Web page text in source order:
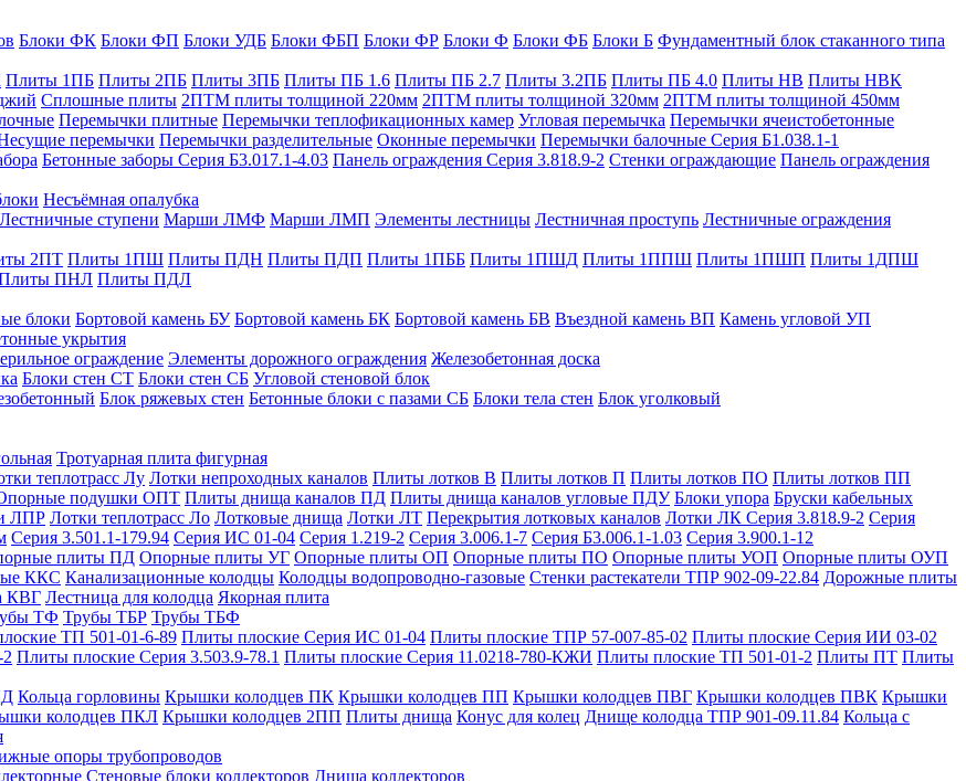
Блоки ФК Блоки ФП Блоки УДБ Блоки ФБП Блоки ФР Блоки Ф Блоки ФБ Блоки Б Фундаментный блок стаканного типа
Плиты 1ПБ Плиты 2ПБ Плиты 3ПБ Плиты ПБ 1.6 Плиты ПБ 2.7 Плиты 3.2ПБ Плиты ПБ 4.0 Плиты НВ Плиты НВК
Сплошные плиты 2ПТМ плиты толщиной 220мм 2ПТМ плиты толщиной 320мм 2ПТМ плиты толщиной 450мм
Перемычки плитные Перемычки теплофикационных камер Угловая перемычка Перемычки ячеистобетонные
перемычки Перемычки разделительные Оконные перемычки Перемычки балочные Серия Б1.038.1-1
Бетонные заборы Серия Б3.017.1-4.03 Панель ограждения Серия 3.818.9-2 Стенки ограждающие Панель ограждения
Несъёмная опалубка
Лестничные ступени Марши ЛМФ Марши ЛМП Элементы лестницы Лестничная проступь Лестничные ограждения
2ПТ Плиты 1ПШ Плиты ПДН Плиты ПДП Плиты 1ПББ Плиты 1ПШД Плиты 1ППШ Плиты 1ПШП Плиты 1ДПШ
ПНЛ Плиты ПДЛ
блоки Бортовой камень БУ Бортовой камень БК Бортовой камень БВ Въездной камень ВП Камень угловой УП
укрытия
ограждение Элементы дорожного ограждения Железобетонная доска
Блоки стен СТ Блоки стен СБ Угловой стеновой блок
Блок ряжевых стен Бетонные блоки с пазами СБ Блоки тела стен Блок уголковый
Тротуарная плита фигурная
теплотрасс Лу Лотки непроходных каналов Плиты лотков В Плиты лотков П Плиты лотков ПО Плиты лотков ПП
подушки ОПТ Плиты днища каналов ПД Плиты днища каналов угловые ПДУ Блоки упора Бруски кабельных
ЛПР Лотки теплотрасс Ло Лотковые днища Лотки ЛТ Перекрытия лотковых каналов Лотки ЛК Серия 3.818.9-2 Серия
Серия 3.501.1-179.94 Серия ИС 01-04 Серия 1.219-2 Серия 3.006.1-7 Серия Б3.006.1-1.03 Серия 3.900.1-12
плиты ПД Опорные плиты УГ Опорные плиты ОП Опорные плиты ПО Опорные плиты УОП Опорные плиты ОУП
ККС Канализационные колодцы Колодцы водопроводно-газовые Стенки растекатели ТПР 902-09-22.84 Дорожные плиты
КВГ Лестница для колодца Якорная плита
ТФ Трубы ТБР Трубы ТБФ
ТП 501-01-6-89 Плиты плоские Серия ИС 01-04 Плиты плоские ТПР 57-007-85-02 Плиты плоские Серия ИИ 03-02
Плиты плоские Серия 3.503.9-78.1 Плиты плоские Серия 11.0218-780-КЖИ Плиты плоские ТП 501-01-2 Плиты ПТ Плиты
Кольца горловины Крышки колодцев ПК Крышки колодцев ПП Крышки колодцев ПВГ Крышки колодцев ПВК Крышки
колодцев ПКЛ Крышки колодцев 2ПП Плиты днища Конус для колец Днище колодца ТПР 901-09.11.84 Кольца с
опоры трубопроводов
Стеновые блоки коллекторов Днища коллекторов